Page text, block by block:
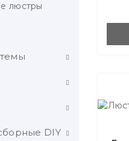
люстры
бра
DIY